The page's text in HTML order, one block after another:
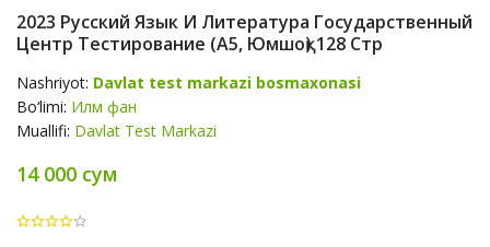
2023 Русский Язык И Литература Государственный
Центр Тестирование (А5, Юмшоқ) 128 Стр
Nashriyot: Davlat test markazi bosmaxonasi
Bo‘limi: Илм фан
Muallifi: Davlat Test Markazi
14 000 сум